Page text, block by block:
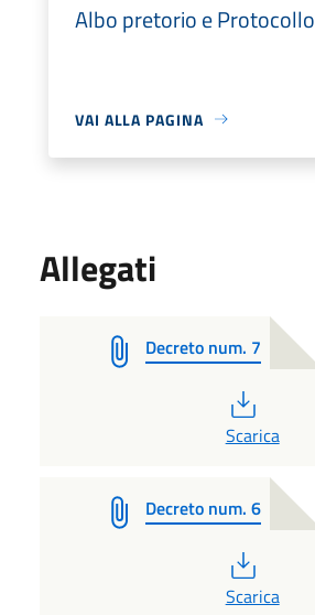
Albo pretorio e Protocollo
VAI ALLA PAGINA
Allegati
Decreto num. 7
PDF
Scarica
Decreto num. 6
PDF
Scarica